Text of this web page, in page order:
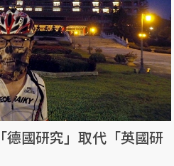
德國研究」取代「英國研